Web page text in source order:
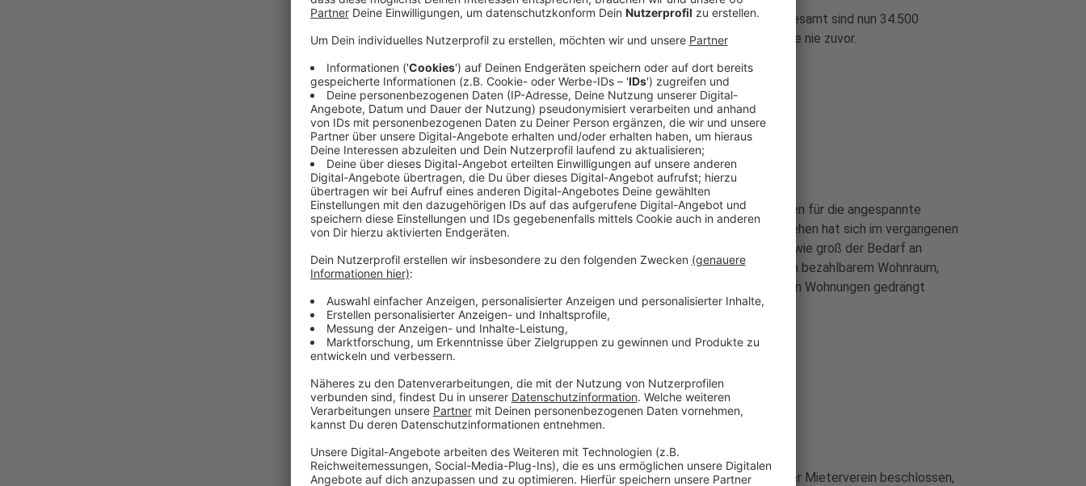
Damit ist die Mitgliederzahl auf ein Rekordniveau gestiegen: Insgesamt sind nun 34.500
Düsseldorferinnen und Düsseldorfer Vereinsmitglied – so viele wie nie zuvor.
Anzeige
Angespannte Lage auf dem Wohnungsmarkt
Anzeige
Der Mieterverein sieht die steigenden Mitgliederzahlen als Zeichen für die angespannte
Situation auf dem Düsseldorfer
Wohnungsmarkt
. Statistisch gesehen hat sich im vergangenen
Jahr fast jedes Mitglied einmal beraten lassen. Das verdeutlicht, wie groß der Bedarf an
Unterstützung ist. Gründe dafür sind unter anderem der Mangel an bezahlbarem Wohnraum,
drastische Mieterhöhungen und Fälle, in denen Menschen aus ihren Wohnungen gedrängt
werden.
Anzeige
Mieterverein reagiert mit mehr Personal
Anzeige
Um dem wachsenden Beratungsbedarf gerecht zu werden, hat der Mieterverein beschlossen,